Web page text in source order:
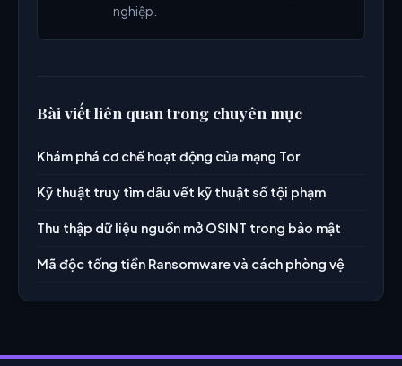
nghiệp.
Bài viết liên quan trong chuyên mục
Khám phá cơ chế hoạt động của mạng Tor
Kỹ thuật truy tìm dấu vết kỹ thuật số tội phạm
Thu thập dữ liệu nguồn mở OSINT trong bảo mật
Mã độc tống tiền Ransomware và cách phòng vệ